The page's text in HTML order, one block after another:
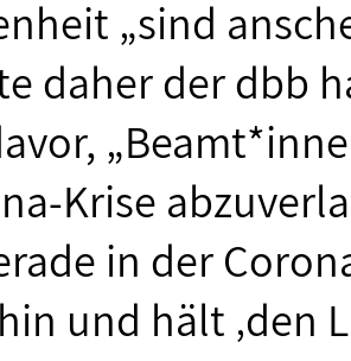
„sind
daher der dbb
Krise
in der
und hält ‚den